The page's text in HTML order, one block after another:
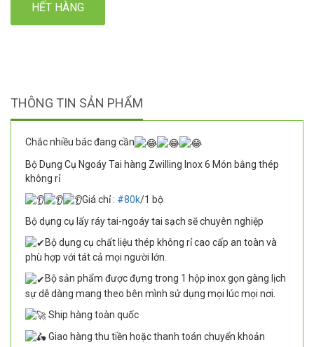
HẾT HÀNG
THÔNG TIN SẢN PHẨM
Chắc nhiều bác đang cần
Bộ Dụng Cụ Ngoáy Tai hàng Zwilling Inox 6 Món bằng thép
không rỉ
Giá chỉ : #80k/1 bộ
Bộ dụng cụ lấy ráy tai-ngoáy tai sạch sẽ chuyên nghiệp
Bộ dụng cụ chất liệu thép không rỉ cao cấp an toàn và
phù hợp với tát cả mọi người lớn.
Bộ sản phẩm được đựng trong 1 hộp inox gọn gàng lịch
sự dễ dàng mang theo bên mình sử dụng mọi lúc mọi nơi.
Ship hàng toàn quốc
Giao hàng thu tiền hoặc thanh toán chuyển khoản